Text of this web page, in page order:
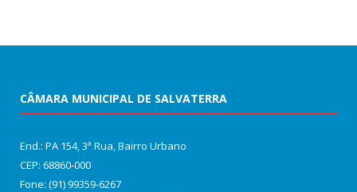
CÂMARA MUNICIPAL DE SALVATERRA
End.: PA 154, 3ª Rua, Bairro Urbano
CEP: 68860‑000
Fone: (91) 99359-6267